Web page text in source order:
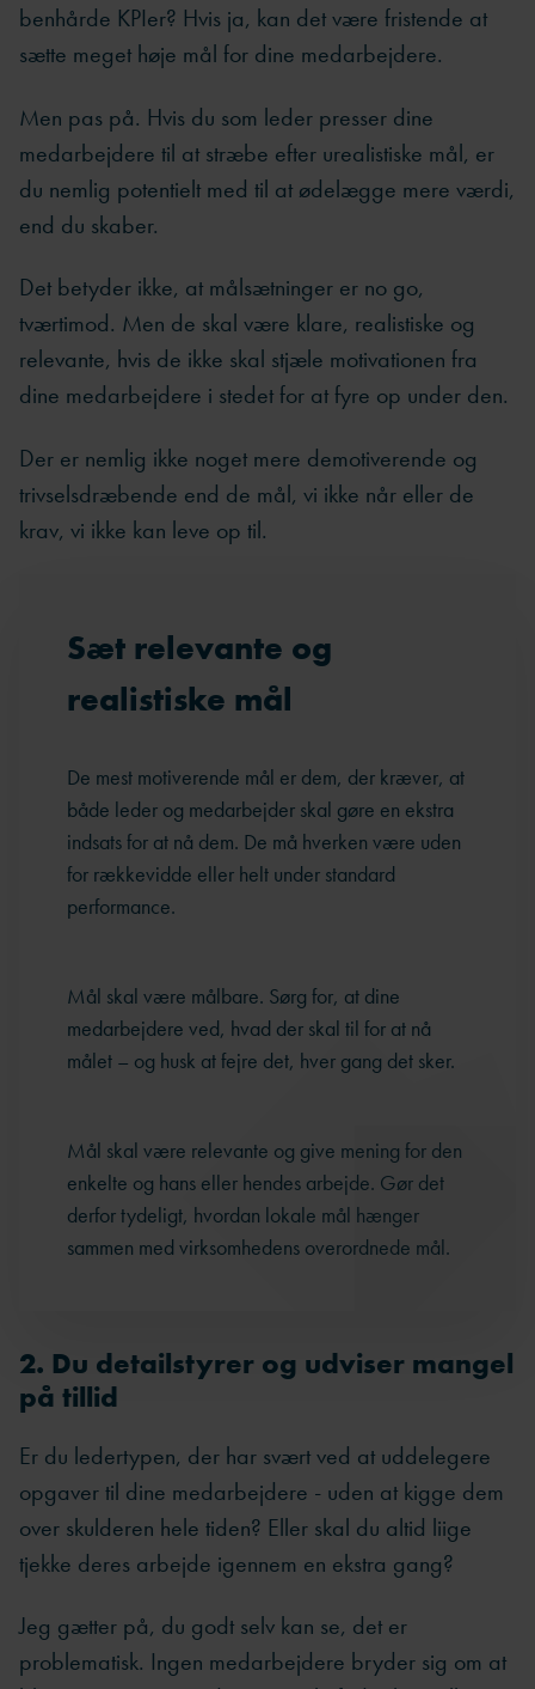
benhårde KPIer? Hvis ja, kan det være fristende at
sætte meget høje mål for dine medarbejdere.
Men pas på. Hvis du som leder presser dine
medarbejdere til at stræbe efter urealistiske mål, er
du nemlig potentielt med til at ødelægge mere værdi,
end du skaber.
Det betyder ikke, at målsætninger er no go,
tværtimod. Men de skal være klare, realistiske og
relevante, hvis de ikke skal stjæle motivationen fra
dine medarbejdere i stedet for at fyre op under den.
Der er nemlig ikke noget mere demotiverende og
trivselsdræbende end de mål, vi ikke når eller de
krav, vi ikke kan leve op til.
Sæt relevante og
realistiske mål
De mest motiverende mål er dem, der kræver, at
både leder og medarbejder skal gøre en ekstra
indsats for at nå dem. De må hverken være uden
for rækkevidde eller helt under standard
performance.
Mål skal være målbare. Sørg for, at dine
medarbejdere ved, hvad der skal til for at nå
målet – og husk at fejre det, hver gang det sker.
Mål skal være relevante og give mening for den
enkelte og hans eller hendes arbejde. Gør det
derfor tydeligt, hvordan lokale mål hænger
sammen med virksomhedens overordnede mål.
2. Du detailstyrer og udviser mangel
på tillid
Er du ledertypen, der har svært ved at uddelegere
opgaver til dine medarbejdere - uden at kigge dem
over skulderen hele tiden? Eller skal du altid liige
tjekke deres arbejde igennem en ekstra gang?
Jeg gætter på, du godt selv kan se, det er
problematisk. Ingen medarbejdere bryder sig om at